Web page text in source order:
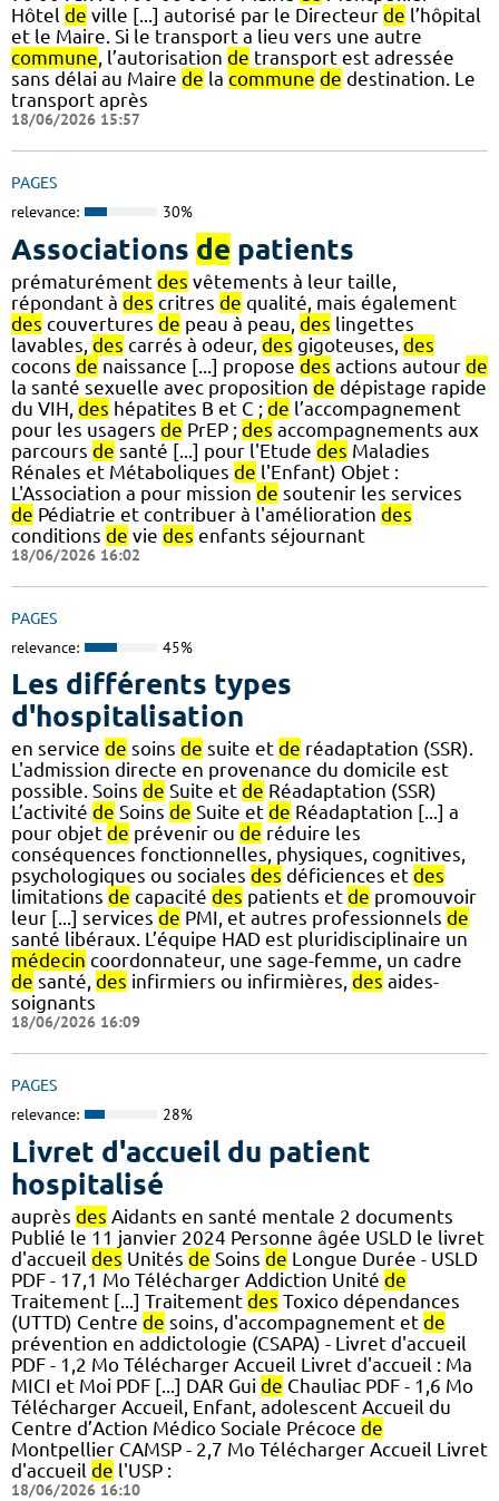
Hôtel de ville [...] autorisé par le Directeur de l’hôpital
et le Maire. Si le transport a lieu vers une autre
commune, l’autorisation de transport est adressée
sans délai au Maire de la commune de destination. Le
transport après
18/06/2026 15:57
PAGES
relevance: 30%
Associations de patients
prématurément des vêtements à leur taille,
répondant à des critres de qualité, mais également
des couvertures de peau à peau, des lingettes
lavables, des carrés à odeur, des gigoteuses, des
cocons de naissance [...] propose des actions autour de
la santé sexuelle avec proposition de dépistage rapide
du VIH, des hépatites B et C ; de l’accompagnement
pour les usagers de PrEP ; des accompagnements aux
parcours de santé [...] pour l'Etude des Maladies
Rénales et Métaboliques de l'Enfant) Objet :
L'Association a pour mission de soutenir les services
de Pédiatrie et contribuer à l'amélioration des
conditions de vie des enfants séjournant
18/06/2026 16:02
PAGES
relevance: 45%
Les différents types
d'hospitalisation
en service de soins de suite et de réadaptation (SSR).
L'admission directe en provenance du domicile est
possible. Soins de Suite et de Réadaptation (SSR)
L’activité de Soins de Suite et de Réadaptation [...] a
pour objet de prévenir ou de réduire les
conséquences fonctionnelles, physiques, cognitives,
psychologiques ou sociales des déficiences et des
limitations de capacité des patients et de promouvoir
leur [...] services de PMI, et autres professionnels de
santé libéraux. L’équipe HAD est pluridisciplinaire un
médecin coordonnateur, une sage-femme, un cadre
de santé, des infirmiers ou infirmières, des aides-
soignants
18/06/2026 16:09
PAGES
relevance: 28%
Livret d'accueil du patient
hospitalisé
auprès des Aidants en santé mentale 2 documents
Publié le 11 janvier 2024 Personne âgée USLD le livret
d'accueil des Unités de Soins de Longue Durée - USLD
PDF - 17,1 Mo Télécharger Addiction Unité de
Traitement [...] Traitement des Toxico dépendances
(UTTD) Centre de soins, d'accompagnement et de
prévention en addictologie (CSAPA) - Livret d'accueil
PDF - 1,2 Mo Télécharger Accueil Livret d'accueil : Ma
MICI et Moi PDF [...] DAR Gui de Chauliac PDF - 1,6 Mo
Télécharger Accueil, Enfant, adolescent Accueil du
Centre d’Action Médico Sociale Précoce de
Montpellier CAMSP - 2,7 Mo Télécharger Accueil Livret
d'accueil de l'USP :
18/06/2026 16:10